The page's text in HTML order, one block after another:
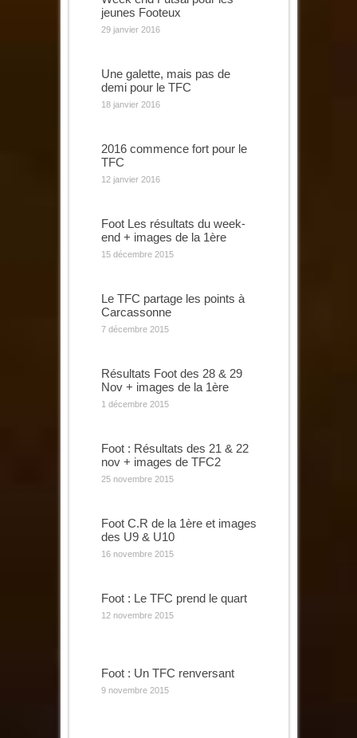
jeunes Footeux
29 janvier 2016
Une galette, mais pas de
demi pour le TFC
18 janvier 2016
2016 commence fort pour le
TFC
12 janvier 2016
Foot Les résultats du week-
end + images de la 1ère
15 décembre 2015
Le TFC partage les points à
Carcassonne
7 décembre 2015
Résultats Foot des 28 & 29
Nov + images de la 1ère
1 décembre 2015
Foot : Résultats des 21 & 22
nov + images de TFC2
25 novembre 2015
Foot C.R de la 1ère et images
des U9 & U10
16 novembre 2015
Foot : Le TFC prend le quart
12 novembre 2015
Foot : Un TFC renversant
9 novembre 2015